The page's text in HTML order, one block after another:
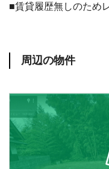
■賃貸履歴無しのため
周辺の物件